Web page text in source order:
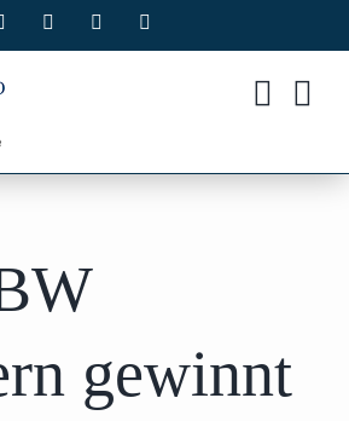
Facebook Instagram
gewinnt